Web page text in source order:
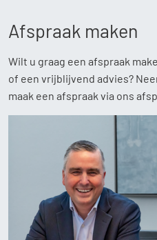
Afspraak maken
Wilt u graag een afspraak
of een vrijblijvend advies?
maak een afspraak via ons